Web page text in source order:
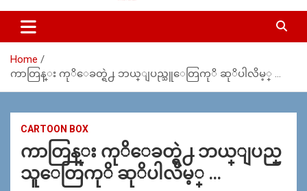
MoeMaKa Burmese News &
Media
ယ္ေရး – အမွတ္ ၂၅၄၊ ပထပ္၊ လမ္း ၄၀၊ ေက်ာက္တံတား၊ ရန္ကုန္။
(ဖုုံး – ၀၉ ၂၅၂ ၂၄၉ ၀၉၄ ၊ ၀၉ ၄၂၁ ၇၄၃ ၇၅၃ ၊ ၀၉ ၅၀၄ ၁၀ ၅၈) ျ
ဇာေစ်းသစ္ ။ ၀၉ ၇၈၆၈၃၇ ၃၀၅ / ၀၉ ၉၆၃၆၉၉၈၃၄
Home
ကာတြန္း ကုိေခတ္ရဲ႕ ဘယ္ျပည္သူေတြကုိ ဆုိပါလိမ့္ …
CARTOON BOX
ကာတြန္း ကုိေခတ္ရဲ႕ ဘယ္ျပည္
သူေတြကုိ ဆုိပါလိမ့္ …